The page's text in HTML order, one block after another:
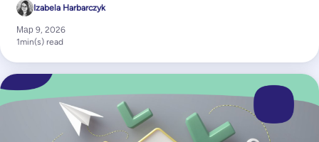
Izabela Harbarczyk
Мар 9, 2026
1min(s) read